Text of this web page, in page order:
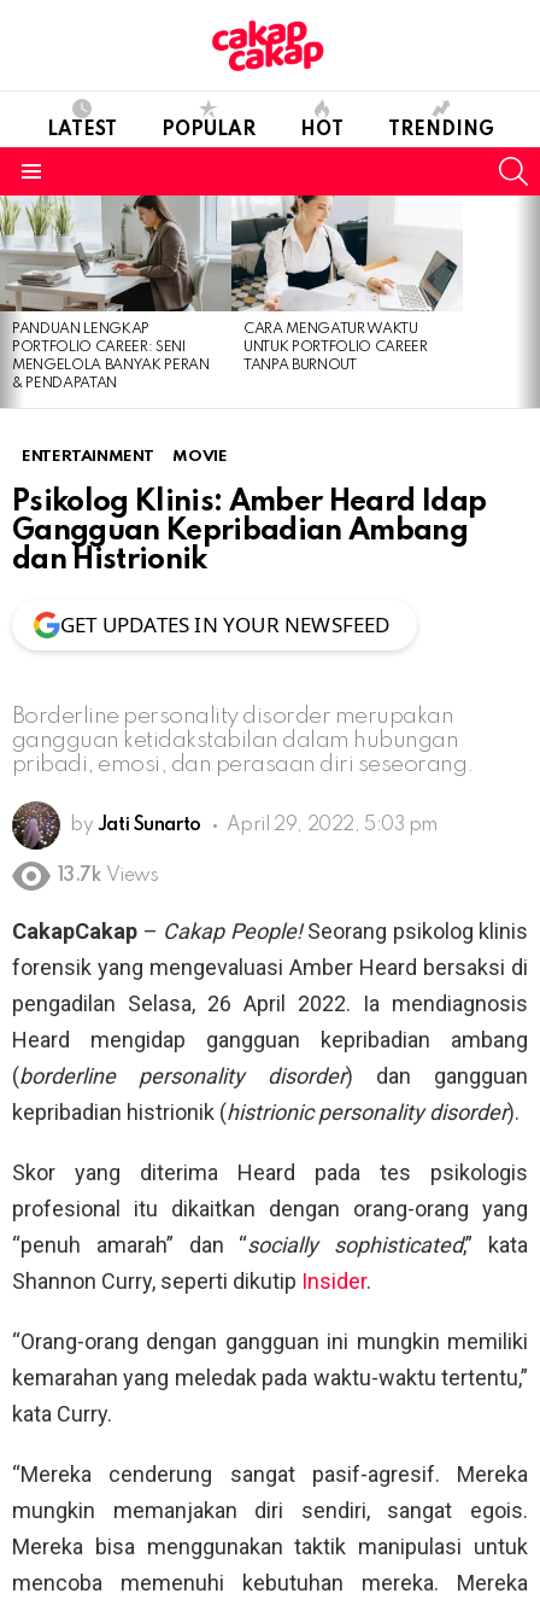
LATEST POPULAR HOT TRENDING
LATEST
STORIES
PANDUAN LENGKAP
PORTFOLIO CAREER: SENI
MENGELOLA BANYAK PERAN
& PENDAPATAN
CARA MENGATUR WAKTU
UNTUK PORTFOLIO CAREER
TANPA BURNOUT
ENTERTAINMENT MOVIE
Psikolog Klinis: Amber Heard Idap
Gangguan Kepribadian Ambang
dan Histrionik
GET UPDATES IN YOUR NEWSFEED
Borderline personality disorder merupakan
gangguan ketidakstabilan dalam hubungan
pribadi, emosi, dan perasaan diri seseorang.
by Jati Sunarto April 29, 2022, 5:03 pm
13.7k Views
CakapCakap – Cakap People!Seorang psikolog klinis
forensik yang mengevaluasi Amber Heard bersaksi di
pengadilan Selasa, 26 April 2022. Ia mendiagnosis
Heard mengidap gangguan kepribadian ambang
(borderline personality disorder) dan gangguan
kepribadian histrionik (histrionic personality disorder).
Skor yang diterima Heard pada tes psikologis
profesional itu dikaitkan dengan orang-orang yang
“penuh amarah” dan “socially sophisticated,” kata
Shannon Curry, seperti dikutip Insider.
“Orang-orang dengan gangguan ini mungkin memiliki
kemarahan yang meledak pada waktu-waktu tertentu,”
kata Curry.
“Mereka cenderung sangat pasif-agresif. Mereka
mungkin memanjakan diri sendiri, sangat egois.
Mereka bisa menggunakan taktik manipulasi untuk
mencoba memenuhi kebutuhan mereka. Mereka